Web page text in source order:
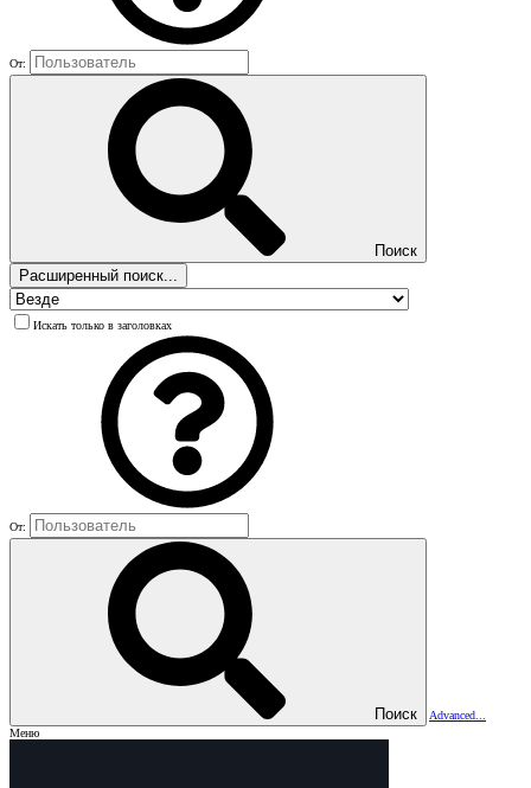
От:
Поиск
Расширенный поиск...
Искать только в заголовках
От:
Поиск
Advanced...
Меню